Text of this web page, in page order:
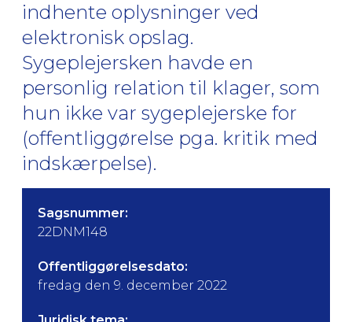
indhente oplysninger ved
elektronisk opslag.
Sygeplejersken havde en
personlig relation til klager, som
hun ikke var sygeplejerske for
(offentliggørelse pga. kritik med
indskærpelse).
Sagsnummer:
22DNM148
Offentliggørelsesdato:
fredag den 9. december 2022